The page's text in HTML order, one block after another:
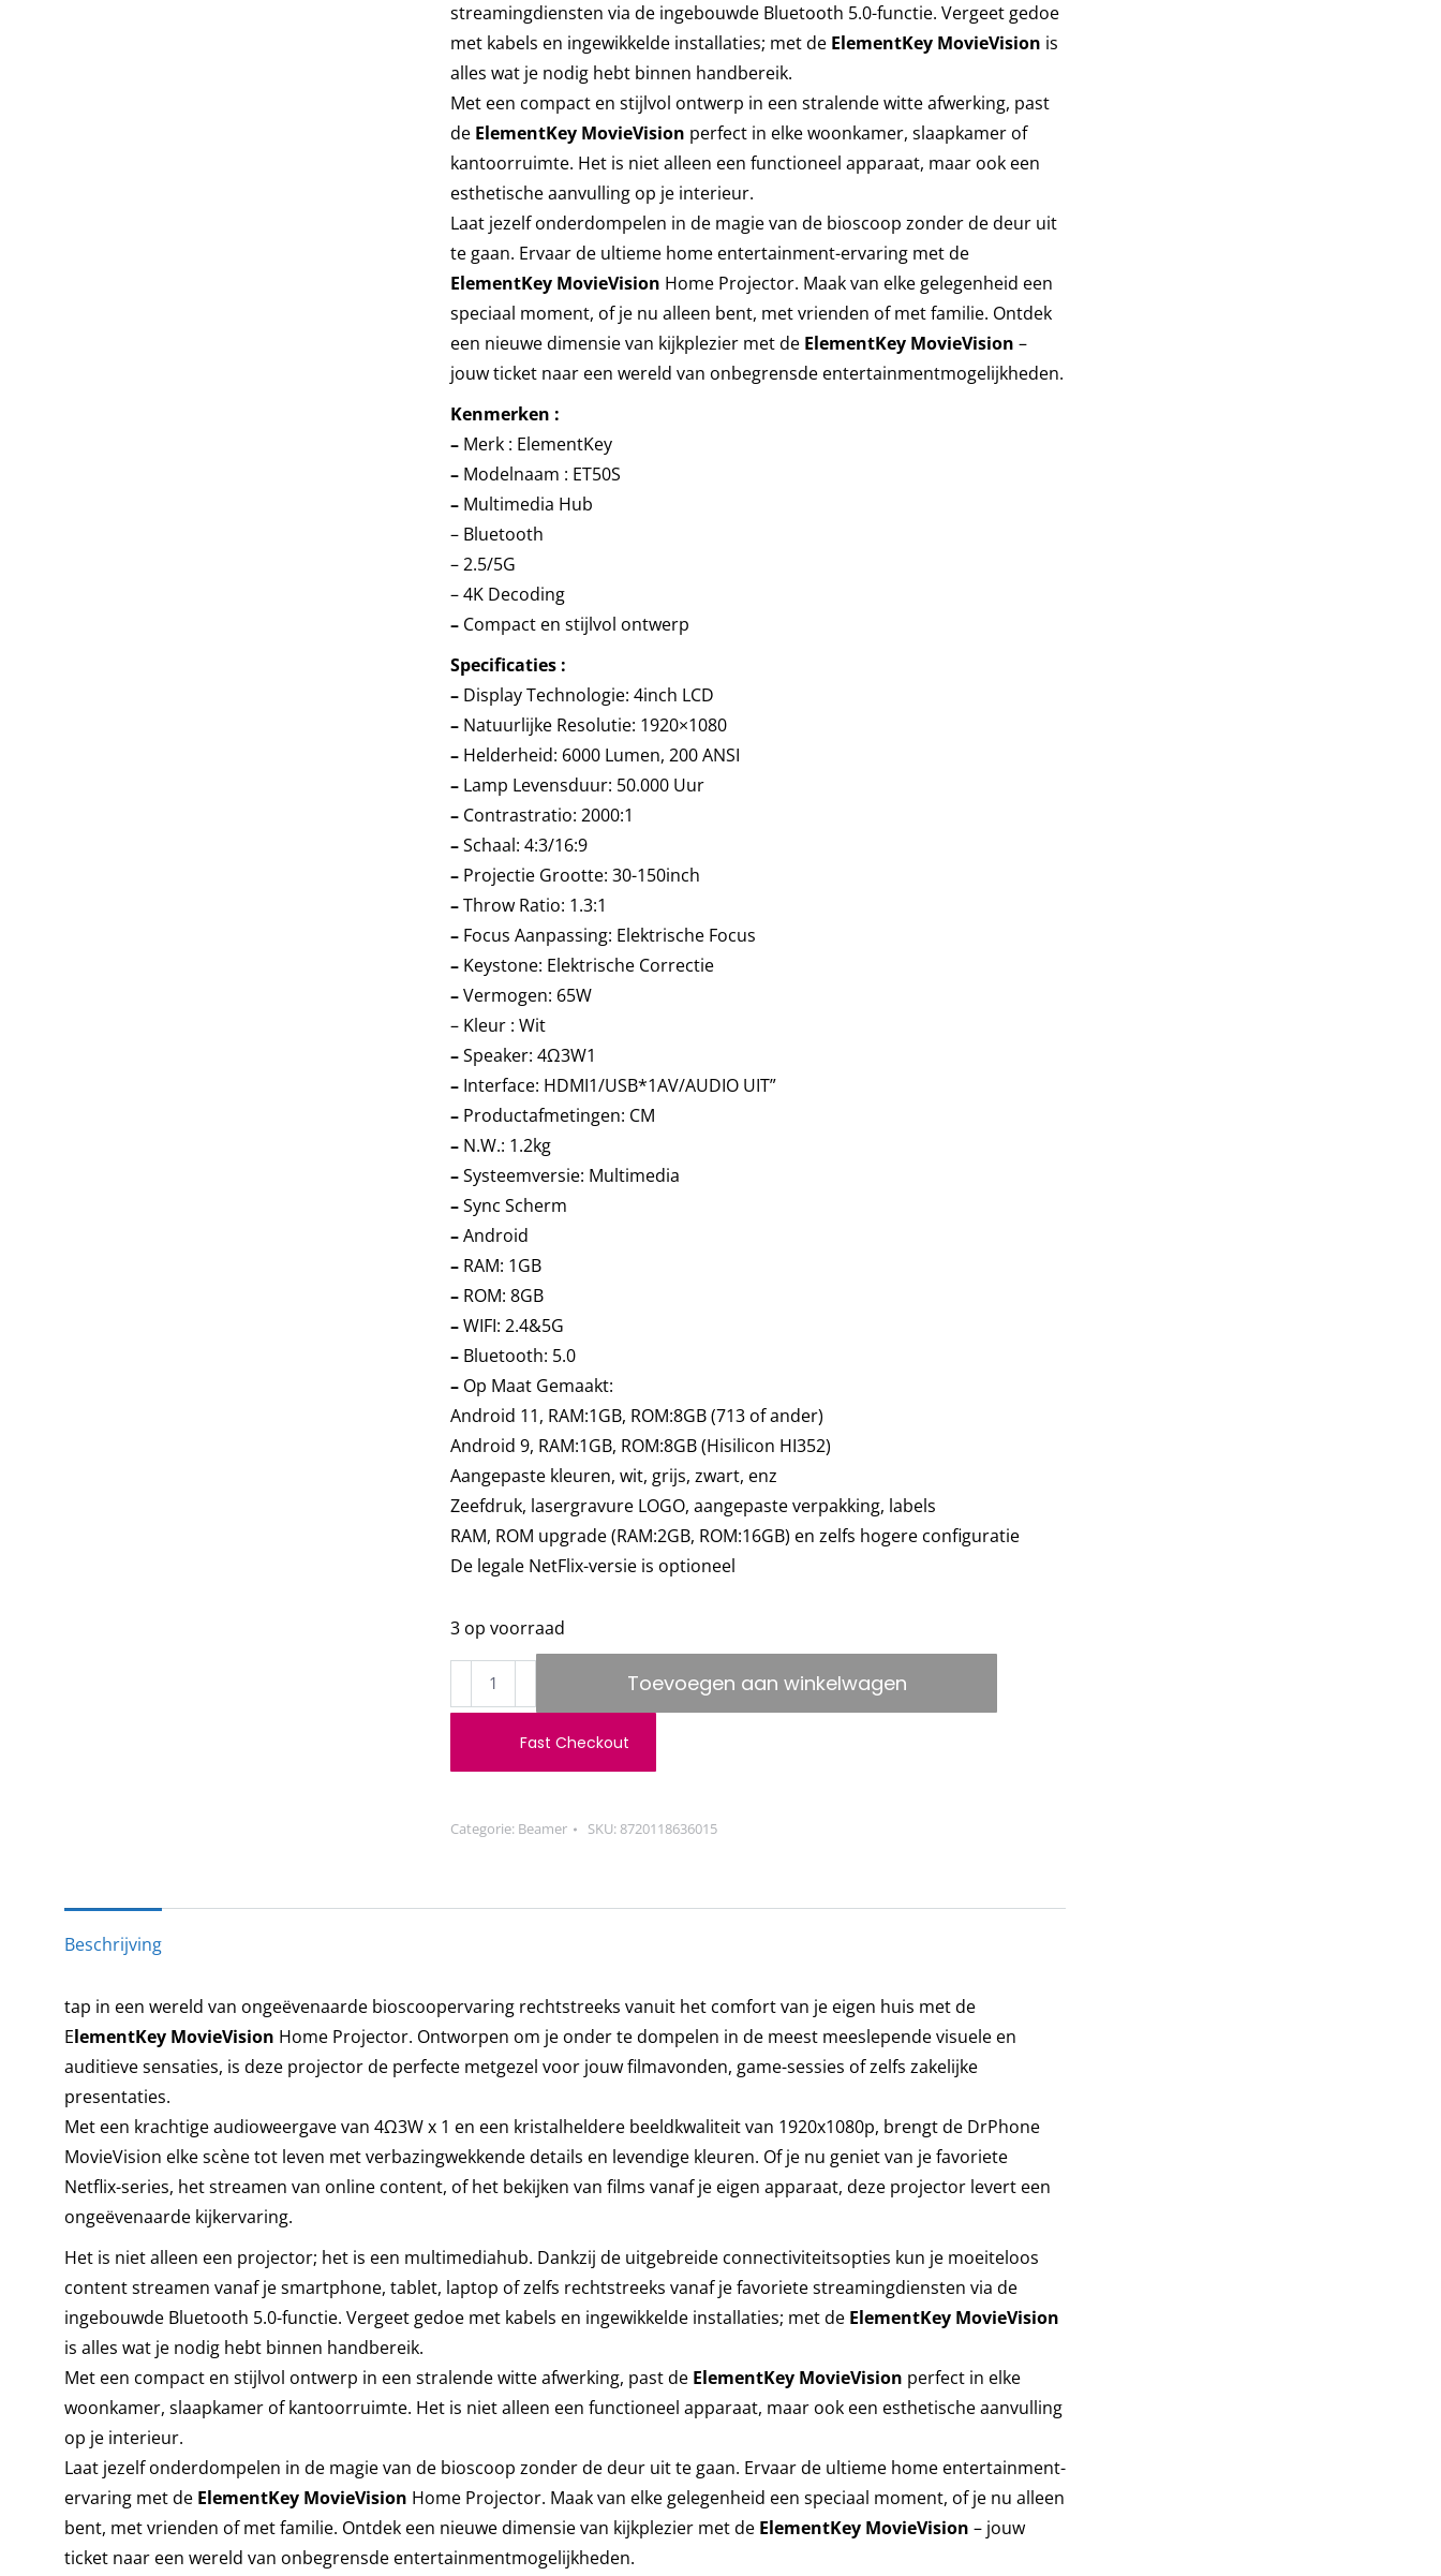
streamingdiensten via de ingebouwde Bluetooth 5.0-functie. Vergeet gedoe
met kabels en ingewikkelde installaties; met de ElementKey MovieVision is
alles wat je nodig hebt binnen handbereik.
Met een compact en stijlvol ontwerp in een stralende witte afwerking, past
de ElementKey MovieVision perfect in elke woonkamer, slaapkamer of
kantoorruimte. Het is niet alleen een functioneel apparaat, maar ook een
esthetische aanvulling op je interieur.
Laat jezelf onderdompelen in de magie van de bioscoop zonder de deur uit
te gaan. Ervaar de ultieme home entertainment-ervaring met de
ElementKey MovieVision Home Projector. Maak van elke gelegenheid een
speciaal moment, of je nu alleen bent, met vrienden of met familie. Ontdek
een nieuwe dimensie van kijkplezier met de ElementKey MovieVision –
jouw ticket naar een wereld van onbegrensde entertainmentmogelijkheden.
Kenmerken :
– Merk : ElementKey
– Modelnaam : ET50S
– Multimedia Hub
– Bluetooth
– 2.5/5G
– 4K Decoding
– Compact en stijlvol ontwerp
Specificaties :
– Display Technologie: 4inch LCD
– Natuurlijke Resolutie: 1920×1080
– Helderheid: 6000 Lumen, 200 ANSI
– Lamp Levensduur: 50.000 Uur
– Contrastratio: 2000:1
–Schaal: 4:3/16:9
– Projectie Grootte: 30-150inch
–Throw Ratio: 1.3:1
– Focus Aanpassing: Elektrische Focus
– Keystone: Elektrische Correctie
–Vermogen: 65W
– Kleur : Wit
–Speaker: 4Ω3W1
– Interface: HDMI1/USB*1AV/AUDIO UIT”
– Productafmetingen: CM
– N.W.: 1.2kg
–Systeemversie: Multimedia
–Sync Scherm
–Android
– RAM: 1GB
– ROM: 8GB
–WIFI: 2.4&5G
– Bluetooth: 5.0
– Op Maat Gemaakt:
Android 11, RAM:1GB, ROM:8GB (713 of ander)
Android 9, RAM:1GB, ROM:8GB (Hisilicon HI352)
Aangepaste kleuren, wit, grijs, zwart, enz
Zeefdruk, lasergravure LOGO, aangepaste verpakking, labels
RAM, ROM upgrade (RAM:2GB, ROM:16GB) en zelfs hogere configuratie
De legale NetFlix-versie is optioneel
3 op voorraad
Elementkey
MovieVision
-
1
-
Multi
Media
65W
-
Bluetooth
Bioscoop
-
Streamen
Wit
aantal
Toevoegen aan winkelwagen
Fast Checkout
Categorie: Beamer SKU:8720118636015
Beschrijving
tap in een wereld van ongeëvenaarde bioscoopervaring rechtstreeks vanuit het comfort van je eigen huis met de
ElementKey MovieVision Home Projector. Ontworpen om je onder te dompelen in de meest meeslepende visuele en
auditieve sensaties, is deze projector de perfecte metgezel voor jouw filmavonden, game-sessies of zelfs zakelijke
presentaties.
Met een krachtige audioweergave van 4Ω3W x 1 en een kristalheldere beeldkwaliteit van 1920x1080p, brengt de DrPhone
MovieVision elke scène tot leven met verbazingwekkende details en levendige kleuren. Of je nu geniet van je favoriete
Netflix-series, het streamen van online content, of het bekijken van films vanaf je eigen apparaat, deze projector levert een
ongeëvenaarde kijkervaring.
Het is niet alleen een projector; het is een multimediahub. Dankzij de uitgebreide connectiviteitsopties kun je moeiteloos
content streamen vanaf je smartphone, tablet, laptop of zelfs rechtstreeks vanaf je favoriete streamingdiensten via de
ingebouwde Bluetooth 5.0-functie. Vergeet gedoe met kabels en ingewikkelde installaties; met de ElementKey MovieVision
is alles wat je nodig hebt binnen handbereik.
Met een compact en stijlvol ontwerp in een stralende witte afwerking, past de ElementKey MovieVision perfect in elke
woonkamer, slaapkamer of kantoorruimte. Het is niet alleen een functioneel apparaat, maar ook een esthetische aanvulling
op je interieur.
Laat jezelf onderdompelen in de magie van de bioscoop zonder de deur uit te gaan. Ervaar de ultieme home entertainment-
ervaring met de ElementKey MovieVision Home Projector. Maak van elke gelegenheid een speciaal moment, of je nu alleen
bent, met vrienden of met familie. Ontdek een nieuwe dimensie van kijkplezier met de ElementKey MovieVision – jouw
ticket naar een wereld van onbegrensde entertainmentmogelijkheden.